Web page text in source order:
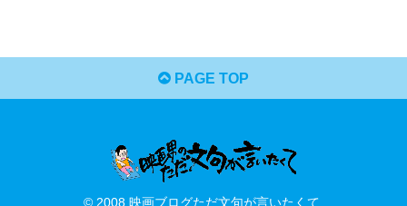
PAGE TOP
© 2008 映画ブログただ文句が言いたくて.